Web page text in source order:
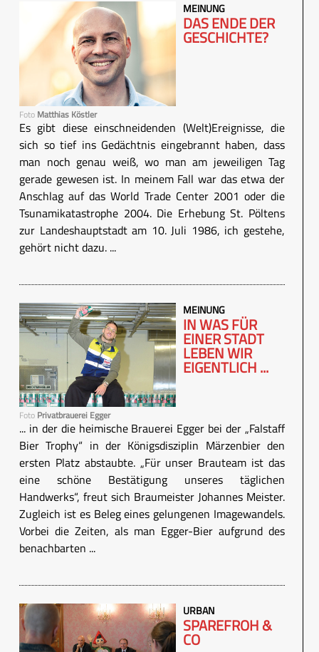
Foto Matthias Köstler
MEINUNG
DAS ENDE DER
GESCHICHTE?
Es gibt diese einschneidenden (Welt)Ereignisse, die
sich so tief ins Gedächtnis eingebrannt haben, dass
man noch genau weiß, wo man am jeweiligen Tag
gerade gewesen ist. In meinem Fall war das etwa der
Anschlag auf das World Trade Center 2001 oder die
Tsunamikatastrophe 2004. Die Erhebung St. Pöltens
zur Landeshauptstadt am 10. Juli 1986, ich gestehe,
gehört nicht dazu. ...
Foto Privatbrauerei Egger
MEINUNG
IN WAS FÜR
EINER STADT
LEBEN WIR
EIGENTLICH ...
... in der die heimische Brauerei Egger bei der „Falstaff
Bier Trophy“ in der Königsdisziplin Märzenbier den
ersten Platz abstaubte. „Für unser Brauteam ist das
eine schöne Bestätigung unseres täglichen
Handwerks“, freut sich Braumeister Johannes Meister.
Zugleich ist es Beleg eines gelungenen Imagewandels.
Vorbei die Zeiten, als man Egger-Bier aufgrund des
benachbarten ...
URBAN
SPAREFROH &
CO